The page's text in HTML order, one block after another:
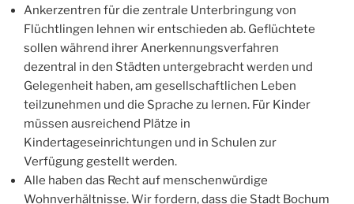
Ankerzentren für die zentrale Unterbringung von
Flüchtlingen lehnen wir entschieden ab. Geflüchtete
sollen während ihrer Anerkennungsverfahren
dezentral in den Städten untergebracht werden und
Gelegenheit haben, am gesellschaftlichen Leben
teilzunehmen und die Sprache zu lernen. Für Kinder
müssen ausreichend Plätze in
Kindertageseinrichtungen und in Schulen zur
Verfügung gestellt werden.
Alle haben das Recht auf menschenwürdige
Wohnverhältnisse. Wir fordern, dass die Stadt Bochum